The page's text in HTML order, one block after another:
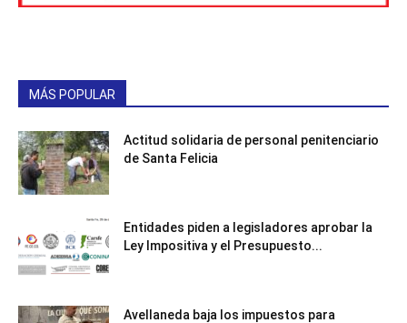
MÁS POPULAR
Actitud solidaria de personal penitenciario
de Santa Felicia
Entidades piden a legisladores aprobar la
Ley Impositiva y el Presupuesto...
Avellaneda baja los impuestos para